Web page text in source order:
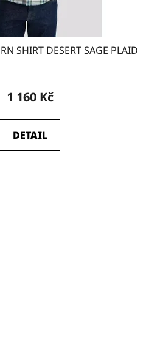
SHIRT DESERT SAGE PLAID
1 160 Kč
DETAIL